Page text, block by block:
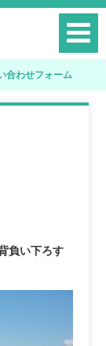
合わせフォーム
負い下ろす